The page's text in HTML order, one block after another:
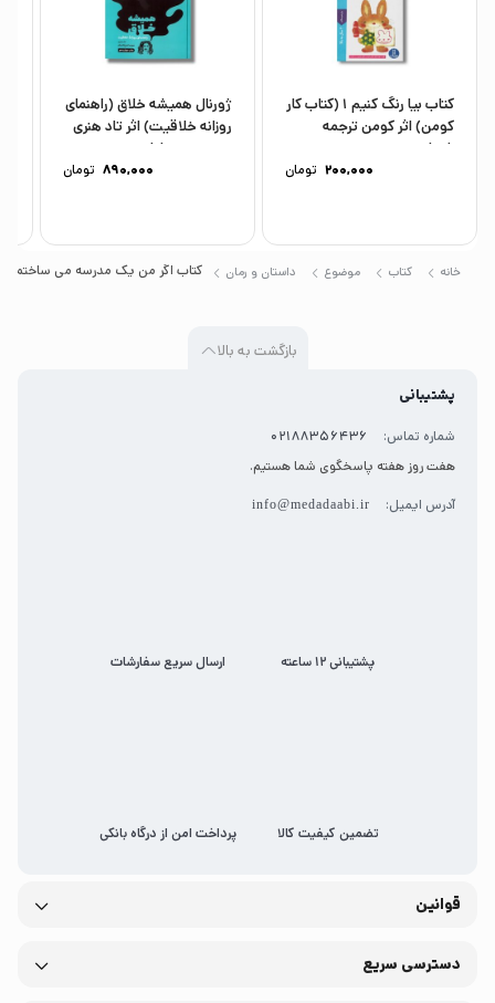
کتاب بیا رنگ کنیم 1 (کتاب کار
کومن) اثر کومن ترجمه
شهرام...
200,000 تومان
ژورنال همیشه خلاق (راهنمای
روزانه خلاقیت) اثر تاد هنری
ترجمه مهرسا شرع...
890,000 تومان
خانه کتاب موضوع داستان و رمان کتاب اگر من یک مدرسه می ساختم
بازگشت به بالا
پشتیبانی
شماره تماس:
02188356436
هفت روز هفته پاسخگوی شما هستیم.
آدرس ایمیل: info@medadaabi.ir
پشتیبانی 12 ساعته ارسال سریع سفارشات
تضمین کیفیت کالا پرداخت امن از درگاه بانکی
قوانین
دسترسی سریع